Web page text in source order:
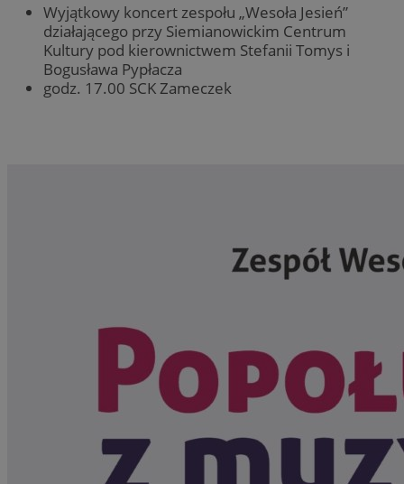
Wyjątkowy koncert zespołu „Wesoła Jesień”
działającego przy Siemianowickim Centrum
Kultury pod kierownictwem Stefanii Tomys i
Bogusława Pypłacza
godz. 17.00 SCK Zameczek